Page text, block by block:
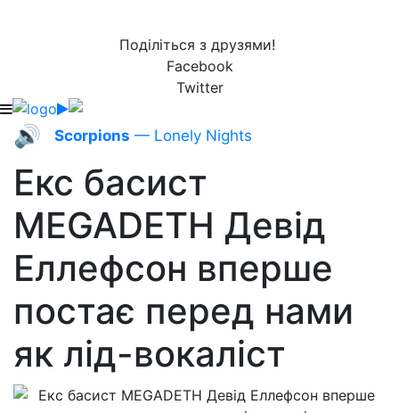
Поділіться з друзями!
Facebook
Twitter
🔊 Scorpions — Lonely Nights
Екс басист
MEGADETH Девід
Еллефсон вперше
постає перед нами
як лід-вокаліст